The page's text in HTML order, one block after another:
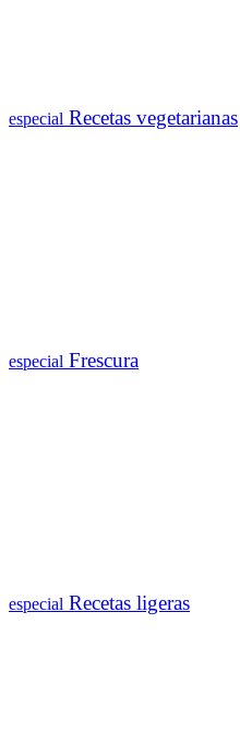
especial Recetas vegetarianas
especial Frescura
especial Recetas ligeras